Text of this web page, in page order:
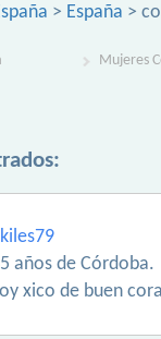
> España >
Mujeres
años de Córdoba.
xico de buen